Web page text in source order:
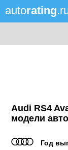
autorating
Audi RS4
модели авто
Год